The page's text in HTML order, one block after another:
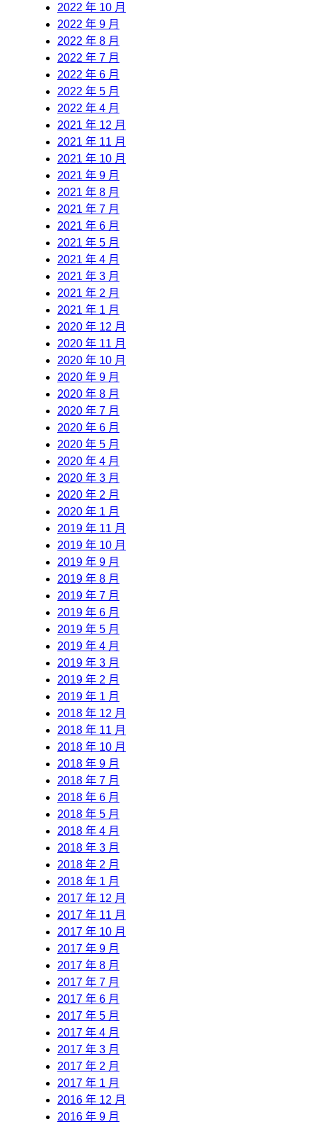
2022 年 10 月
2022 年 9 月
2022 年 8 月
2022 年 7 月
2022 年 6 月
2022 年 5 月
2022 年 4 月
2021 年 12 月
2021 年 11 月
2021 年 10 月
2021 年 9 月
2021 年 8 月
2021 年 7 月
2021 年 6 月
2021 年 5 月
2021 年 4 月
2021 年 3 月
2021 年 2 月
2021 年 1 月
2020 年 12 月
2020 年 11 月
2020 年 10 月
2020 年 9 月
2020 年 8 月
2020 年 7 月
2020 年 6 月
2020 年 5 月
2020 年 4 月
2020 年 3 月
2020 年 2 月
2020 年 1 月
2019 年 11 月
2019 年 10 月
2019 年 9 月
2019 年 8 月
2019 年 7 月
2019 年 6 月
2019 年 5 月
2019 年 4 月
2019 年 3 月
2019 年 2 月
2019 年 1 月
2018 年 12 月
2018 年 11 月
2018 年 10 月
2018 年 9 月
2018 年 7 月
2018 年 6 月
2018 年 5 月
2018 年 4 月
2018 年 3 月
2018 年 2 月
2018 年 1 月
2017 年 12 月
2017 年 11 月
2017 年 10 月
2017 年 9 月
2017 年 8 月
2017 年 7 月
2017 年 6 月
2017 年 5 月
2017 年 4 月
2017 年 3 月
2017 年 2 月
2017 年 1 月
2016 年 12 月
2016 年 9 月